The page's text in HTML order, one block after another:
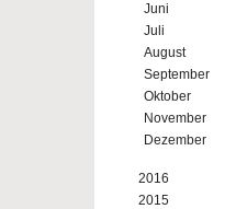
Juni
Juli
August
September
Oktober
November
Dezember
2016
2015